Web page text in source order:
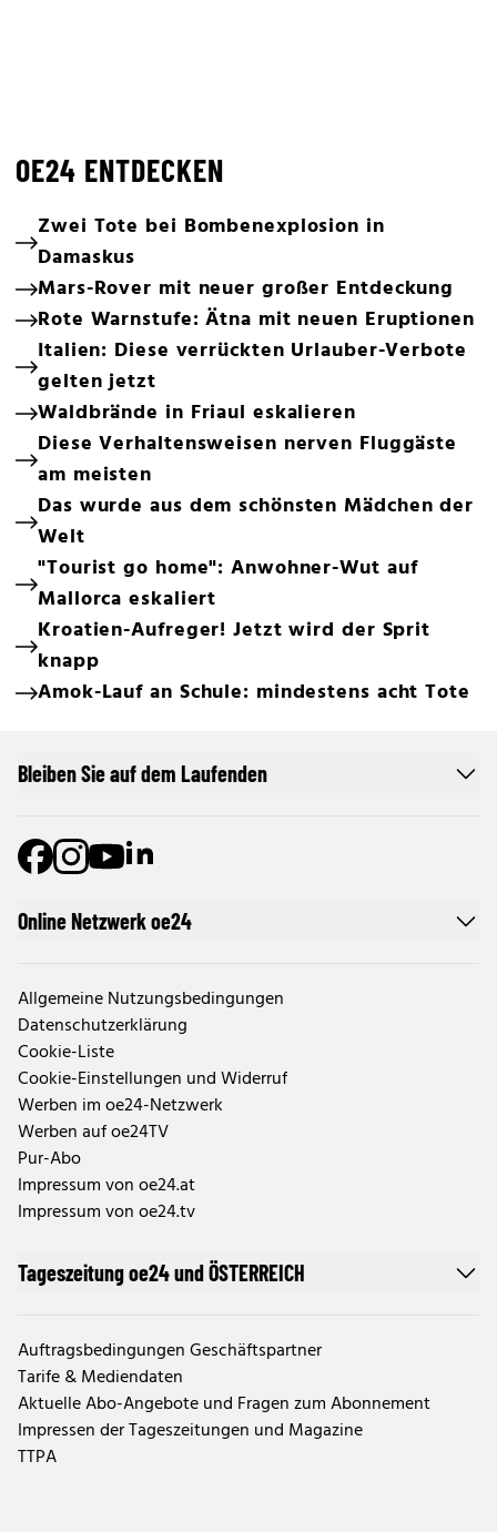
OE24 ENTDECKEN
Zwei Tote bei Bombenexplosion in
Damaskus
Mars-Rover mit neuer großer Entdeckung
Rote Warnstufe: Ätna mit neuen Eruptionen
Italien: Diese verrückten Urlauber-Verbote
gelten jetzt
Waldbrände in Friaul eskalieren
Diese Verhaltensweisen nerven Fluggäste
am meisten
Das wurde aus dem schönsten Mädchen der
Welt
"Tourist go home": Anwohner-Wut auf
Mallorca eskaliert
Kroatien-Aufreger! Jetzt wird der Sprit
knapp
Amok-Lauf an Schule: mindestens acht Tote
Online Netzwerk oe24
Allgemeine Nutzungsbedingungen
Datenschutzerklärung
Cookie-Liste
Cookie-Einstellungen und Widerruf
Werben im oe24-Netzwerk
Werben auf oe24TV
Pur-Abo
Impressum von oe24.at
Impressum von oe24.tv
Tageszeitung oe24 und ÖSTERREICH
Auftragsbedingungen Geschäftspartner
Tarife & Mediendaten
Aktuelle Abo-Angebote und Fragen zum Abonnement
Impressen der Tageszeitungen und Magazine
TTPA
Bleiben Sie auf dem Laufenden